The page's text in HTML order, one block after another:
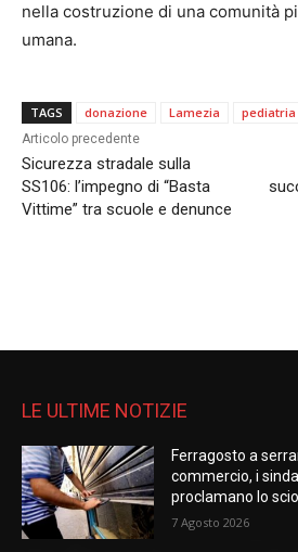
nella costruzione di una comunità
umana.
TAGS donazione Lamezia pediatria
Articolo precedente
Sicurezza stradale sulla
SS106: l’impegno di “Basta
Vittime” tra scuole e denunce
LE ULTIME NOTIZIE
Ferragosto a
commercio, i
proclamano lo
7 Agosto 2026